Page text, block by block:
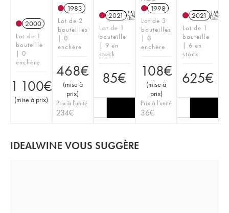
2000
Lot de 1
bouteille
| 0
enchère
1 100€
(mise à prix)
1983
Lot de 2
bouteilles
| 0
enchère
468€
(mise à
prix)
Prix à l'unité
234€
2021 T
Lot de 1
bouteille
| 9 en
stock
85€
1998
Lot de 3
bouteilles
| 0
enchère
108€
(mise à
prix)
Prix à l'unité
36€
2021 T
Lot de 1
bouteille
| 6 en
stock
625€
IDEALWINE VOUS SUGGÈRE